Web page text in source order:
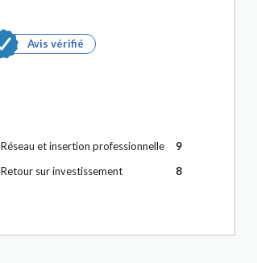
Avis vérifié
Réseau et insertion professionnelle
9
Retour sur investissement
8